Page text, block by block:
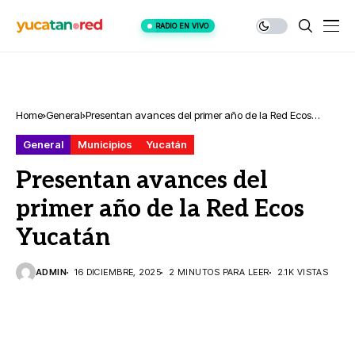
RADIO EN VIVO
Home General Presentan avances del primer año de la Red Ecos
General
Municipios Yucatán
Presentan avances del
primer año de la Red Ecos
Yucatán
ADMIN 16 DICIEMBRE, 2025 2 MINUTOS PARA LEER 2.1K VISTAS